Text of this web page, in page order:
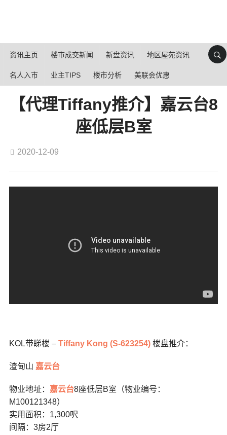
资讯主页 楼市成交新闻 新盘资讯 地区屋苑资讯
名人入市 业主TIPS 楼市分析 美联会优惠
【代理Tiffany推介】嘉云台8
座低层B室
2020-12-09
KOL带睇楼 –Tiffany Kong (S-623254)楼盘推介：
渣甸山 嘉云台
物业地址： 嘉云台8座低层B室（物业编号：
M100121348）
实用面积：1,300呎
间隔：3房2厅